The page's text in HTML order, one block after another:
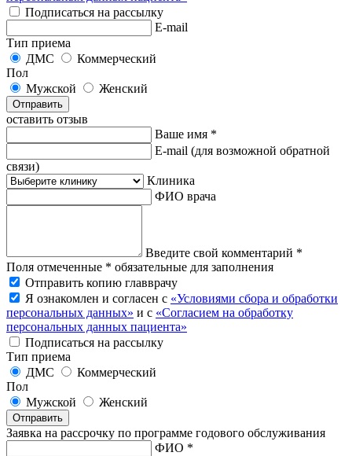
Подписаться на рассылку
E-mail
Тип приема
ДМС
Коммерческий
Пол
Мужской
Женский
Отправить
оставить отзыв
Ваше имя *
E-mail (для возможной обратной
связи)
Клиника
ФИО врача
Введите свой комментарий *
Поля отмеченные * обязательные для заполнения
Отправить копию главврачу
Я ознакомлен и согласен с «Условиями сбора и обработки
персональных данных» и с «Согласием на обработку
персональных данных пациента»
Подписаться на рассылку
Тип приема
ДМС
Коммерческий
Пол
Мужской
Женский
Отправить
Заявка на рассрочку по программе годового обслуживания
ФИО *